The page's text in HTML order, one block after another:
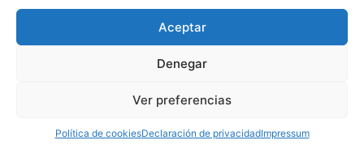
Aceptar
Denegar
Ver preferencias
Política de cookiesDeclaración de privacidadImpressum
910 607 564
derechos reservados